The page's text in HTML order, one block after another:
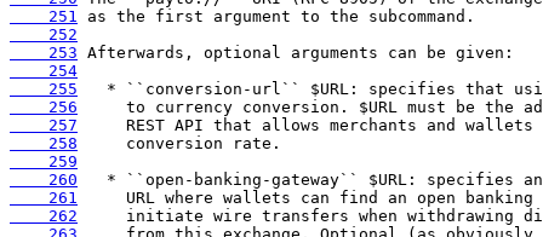
    251
    252
    253
    254
    255
    256
    257
    258
    259
    260
    261
    262